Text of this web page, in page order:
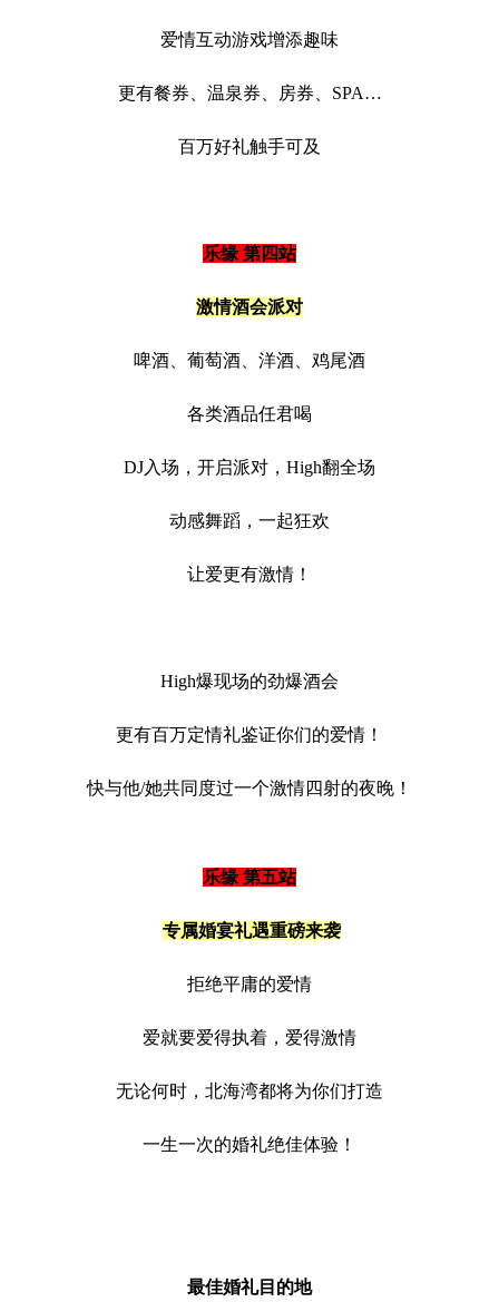
爱情互动游戏增添趣味
更有餐券、温泉券、房券、SPA…
百万好礼触手可及
乐缘 第四站
激情酒会派对
啤酒、葡萄酒、洋酒、鸡尾酒
各类酒品任君喝
DJ入场，开启派对，High翻全场
动感舞蹈，一起狂欢
让爱更有激情！
High爆现场的劲爆酒会
更有百万定情礼鉴证你们的爱情！
快与他/她共同度过一个激情四射的夜晚！
乐缘 第五站
专属婚宴礼遇重磅来袭
拒绝平庸的爱情
爱就要爱得执着，爱得激情
无论何时，北海湾都将为你们打造
一生一次的婚礼绝佳体验！
最佳婚礼目的地